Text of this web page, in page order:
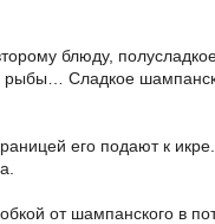
блюду,
Сладкое
его подают к
от шампанского в